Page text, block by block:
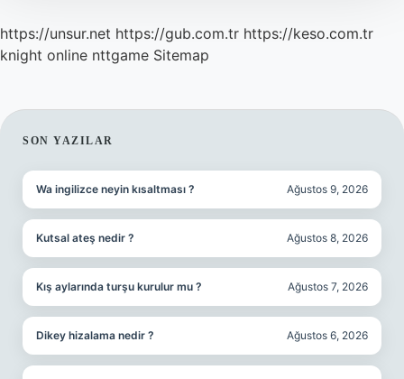
https://unsur.net https://gub.com.tr https://keso.com.tr
knight online nttgame Sitemap
SIDEBAR
SON YAZILAR
Wa ingilizce neyin kısaltması ? Ağustos 9, 2026
Kutsal ateş nedir ? Ağustos 8, 2026
Kış aylarında turşu kurulur mu ? Ağustos 7, 2026
Dikey hizalama nedir ? Ağustos 6, 2026